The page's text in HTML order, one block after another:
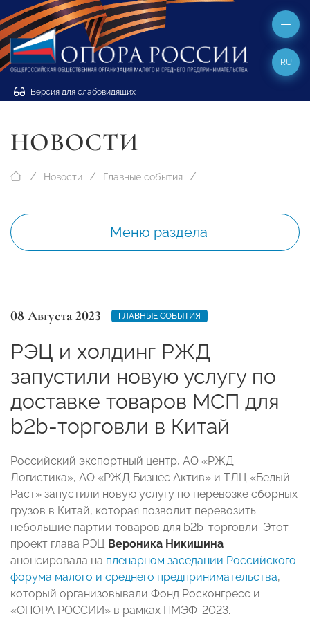
Версия для слабовидящих
RU
НОВОСТИ
Новости Главные события
Меню раздела
08 Августа 2023 ГЛАВНЫЕ СОБЫТИЯ
РЭЦ и холдинг РЖД
запустили новую услугу по
доставке товаров МСП для
b2b-торговли в Китай
Российский экспортный центр, АО «РЖД
Логистика», АО «РЖД Бизнес Актив» и ТЛЦ «Белый
Раст» запустили новую услугу по перевозке сборных
грузов в Китай, которая позволит перевозить
небольшие партии товаров для b2b-торговли. Этот
проект глава РЭЦ Вероника Никишина
анонсировала на пленарном заседании Российского
форума малого и среднего предпринимательства,
который организовывали Фонд Росконгресс и
«ОПОРА РОССИИ» в рамках ПМЭФ-2023.